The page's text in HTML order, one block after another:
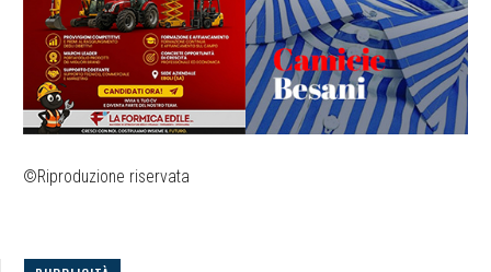
©Riproduzione riservata